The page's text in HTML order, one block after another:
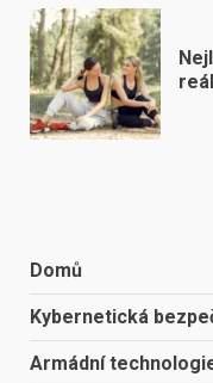
Domů
Kybernetická
Armádní